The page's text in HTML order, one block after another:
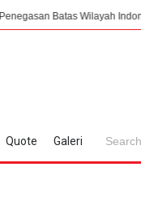
Indonesia
Quote Galeri